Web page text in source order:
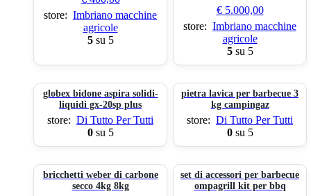
store: Imbriano macchine
agricole
5su 5
€5.000,00
store: Imbriano macchine
agricole
5su 5
globex bidone aspira solidi-
liquidi gx-20sp plus
store: Di Tutto Per Tutti
0su 5
pietra lavica per barbecue 3
kg campingaz
store: Di Tutto Per Tutti
0su 5
bricchetti weber di carbone
secco 4kg 8kg
set di accessori per barbecue
ompagrill kit per bbq